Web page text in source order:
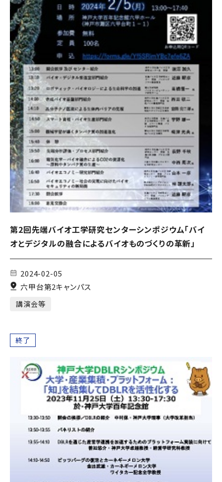
第2回先端バイオ工学研究センターシンポジウム「バイ
オとデジタルの融合によるバイオものづくりの革新」
2024-02-05
六甲台第2キャンパス
講演会等
終了